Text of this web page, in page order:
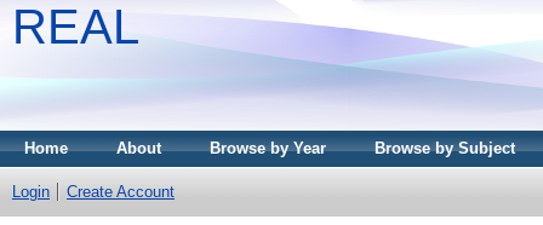
REAL
Home About Browse by Year Browse by Subject
Login Create Account